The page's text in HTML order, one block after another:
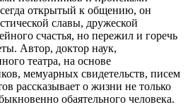
открытый к общению, он
славы, дружеской
счастья, но пережил и горечь
Автор, доктор наук,
театра, на основе
мемуарных свидетельств, писем
рассказывает о жизни не только
обаятельного человека.